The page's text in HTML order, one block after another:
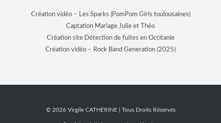
Création vidéo – Les Sparks (PomPom Girls toulousaines)
Captation Mariage Julie et Théo
Création site Détection de fuites en Occitanie
Création vidéo – Rock Band Generation (2025)
© 2026 Virgile CATHERINE | Tous Droits Réservés